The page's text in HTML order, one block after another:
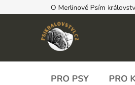
na
O Merlinově Psím
PRO PSY PRO